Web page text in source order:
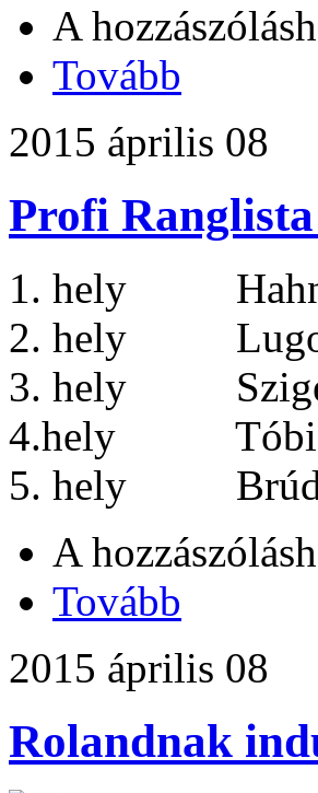
A
Tovább
2015 április 08
Profi Ranglista
1. hely Hahn
2. hely
3. hely
4.hely
5. hely
A
Tovább
2015 április 08
Rolandnak